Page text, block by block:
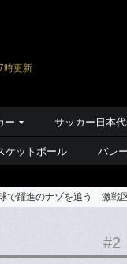
時更新
ー サッカー日本
ケットボール バレ
で躍進のナゾを追う 激戦
#2